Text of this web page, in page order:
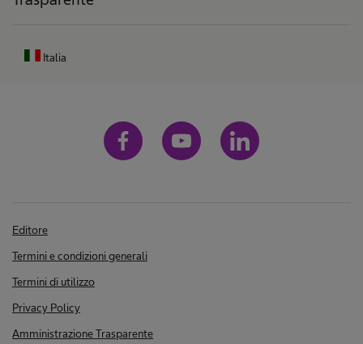
Italia
Editore
Termini e condizioni generali
Termini di utilizzo
Privacy Policy
Amministrazione Trasparente